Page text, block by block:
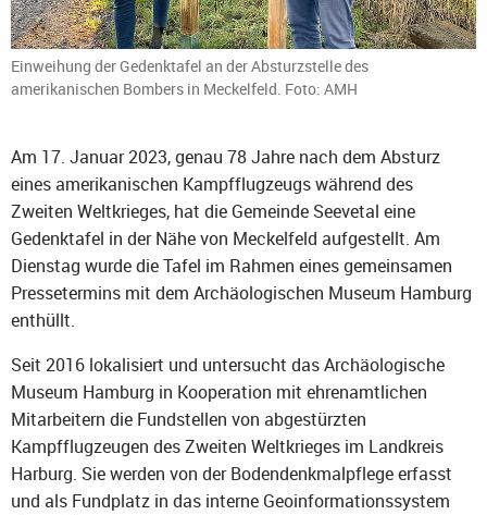
Einweihung der Gedenktafel an der Absturzstelle des
amerikanischen Bombers in Meckelfeld. Foto: AMH
Am 17. Januar 2023, genau 78 Jahre nach dem Absturz
eines amerikanischen Kampfflugzeugs während des
Zweiten Weltkrieges, hat die Gemeinde Seevetal eine
Gedenktafel in der Nähe von Meckelfeld aufgestellt. Am
Dienstag wurde die Tafel im Rahmen eines gemeinsamen
Pressetermins mit dem Archäologischen Museum Hamburg
enthüllt.
Seit 2016 lokalisiert und untersucht das Archäologische
Museum Hamburg in Kooperation mit ehrenamtlichen
Mitarbeitern die Fundstellen von abgestürzten
Kampfflugzeugen des Zweiten Weltkrieges im Landkreis
Harburg. Sie werden von der Bodendenkmalpflege erfasst
und als Fundplatz in das interne Geoinformationssystem